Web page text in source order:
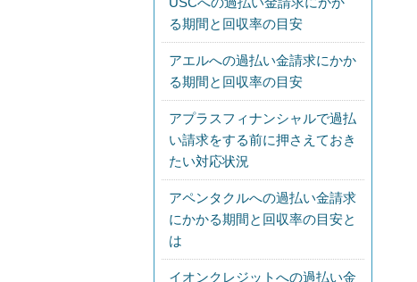
る期間と回収率の目安
アエルへの過払い金請求にかか
る期間と回収率の目安
アプラスフィナンシャルで過払
い請求をする前に押さえておき
たい対応状況
アペンタクルへの過払い金請求
にかかる期間と回収率の目安と
は
イオンクレジットへの過払い金